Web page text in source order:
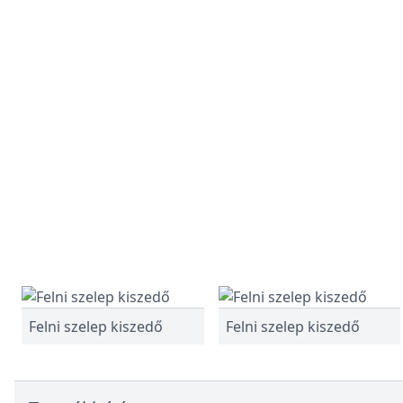
Felni szelep kiszedő Felni szelep kiszedő